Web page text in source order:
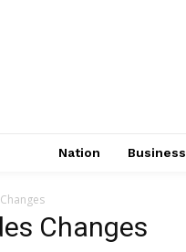
Nation Business
Changes